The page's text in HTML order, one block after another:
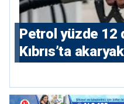
Petrol yüzde 12
Kıbrıs’ta